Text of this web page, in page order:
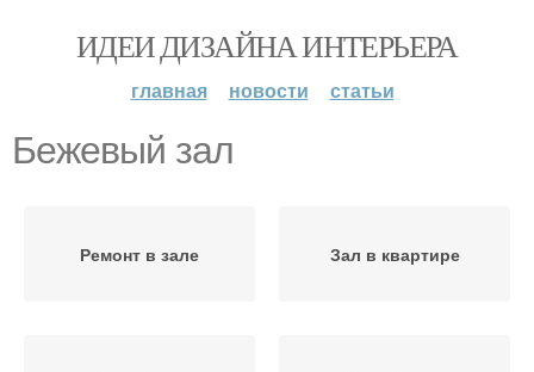
ИДЕИ ДИЗАЙНА ИНТЕРЬЕРА
главная новости статьи
Бежевый зал
Ремонт в зале Зал в квартире